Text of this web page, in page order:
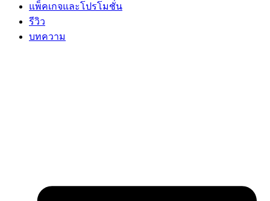
แพ็คเกจและโปรโมชั่น
รีวิว
บทความ